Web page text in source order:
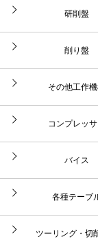
研削盤
削り盤
その他工作
コンプレッ
バイス
各種テーブ
ツーリング・切